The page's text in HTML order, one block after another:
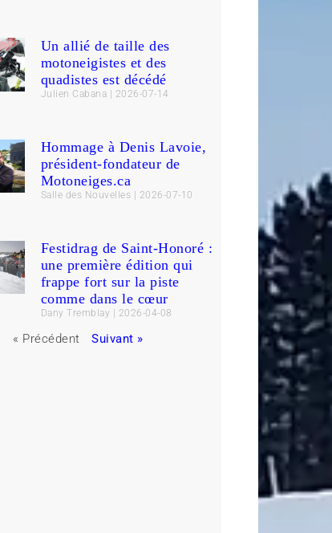
Un allié de taille des
motoneigistes et des
quadistes est décédé
Julien Cabana 2026-07-14
Hommage à Denis Lavoie,
président-fondateur de
Motoneiges.ca
Salle des Nouvelles 2026-07-10
Festidrag de Saint-Honoré :
une première édition qui
frappe fort sur la piste
comme dans le cœur
Dany Tremblay 2026-04-08
« Précédent Suivant »